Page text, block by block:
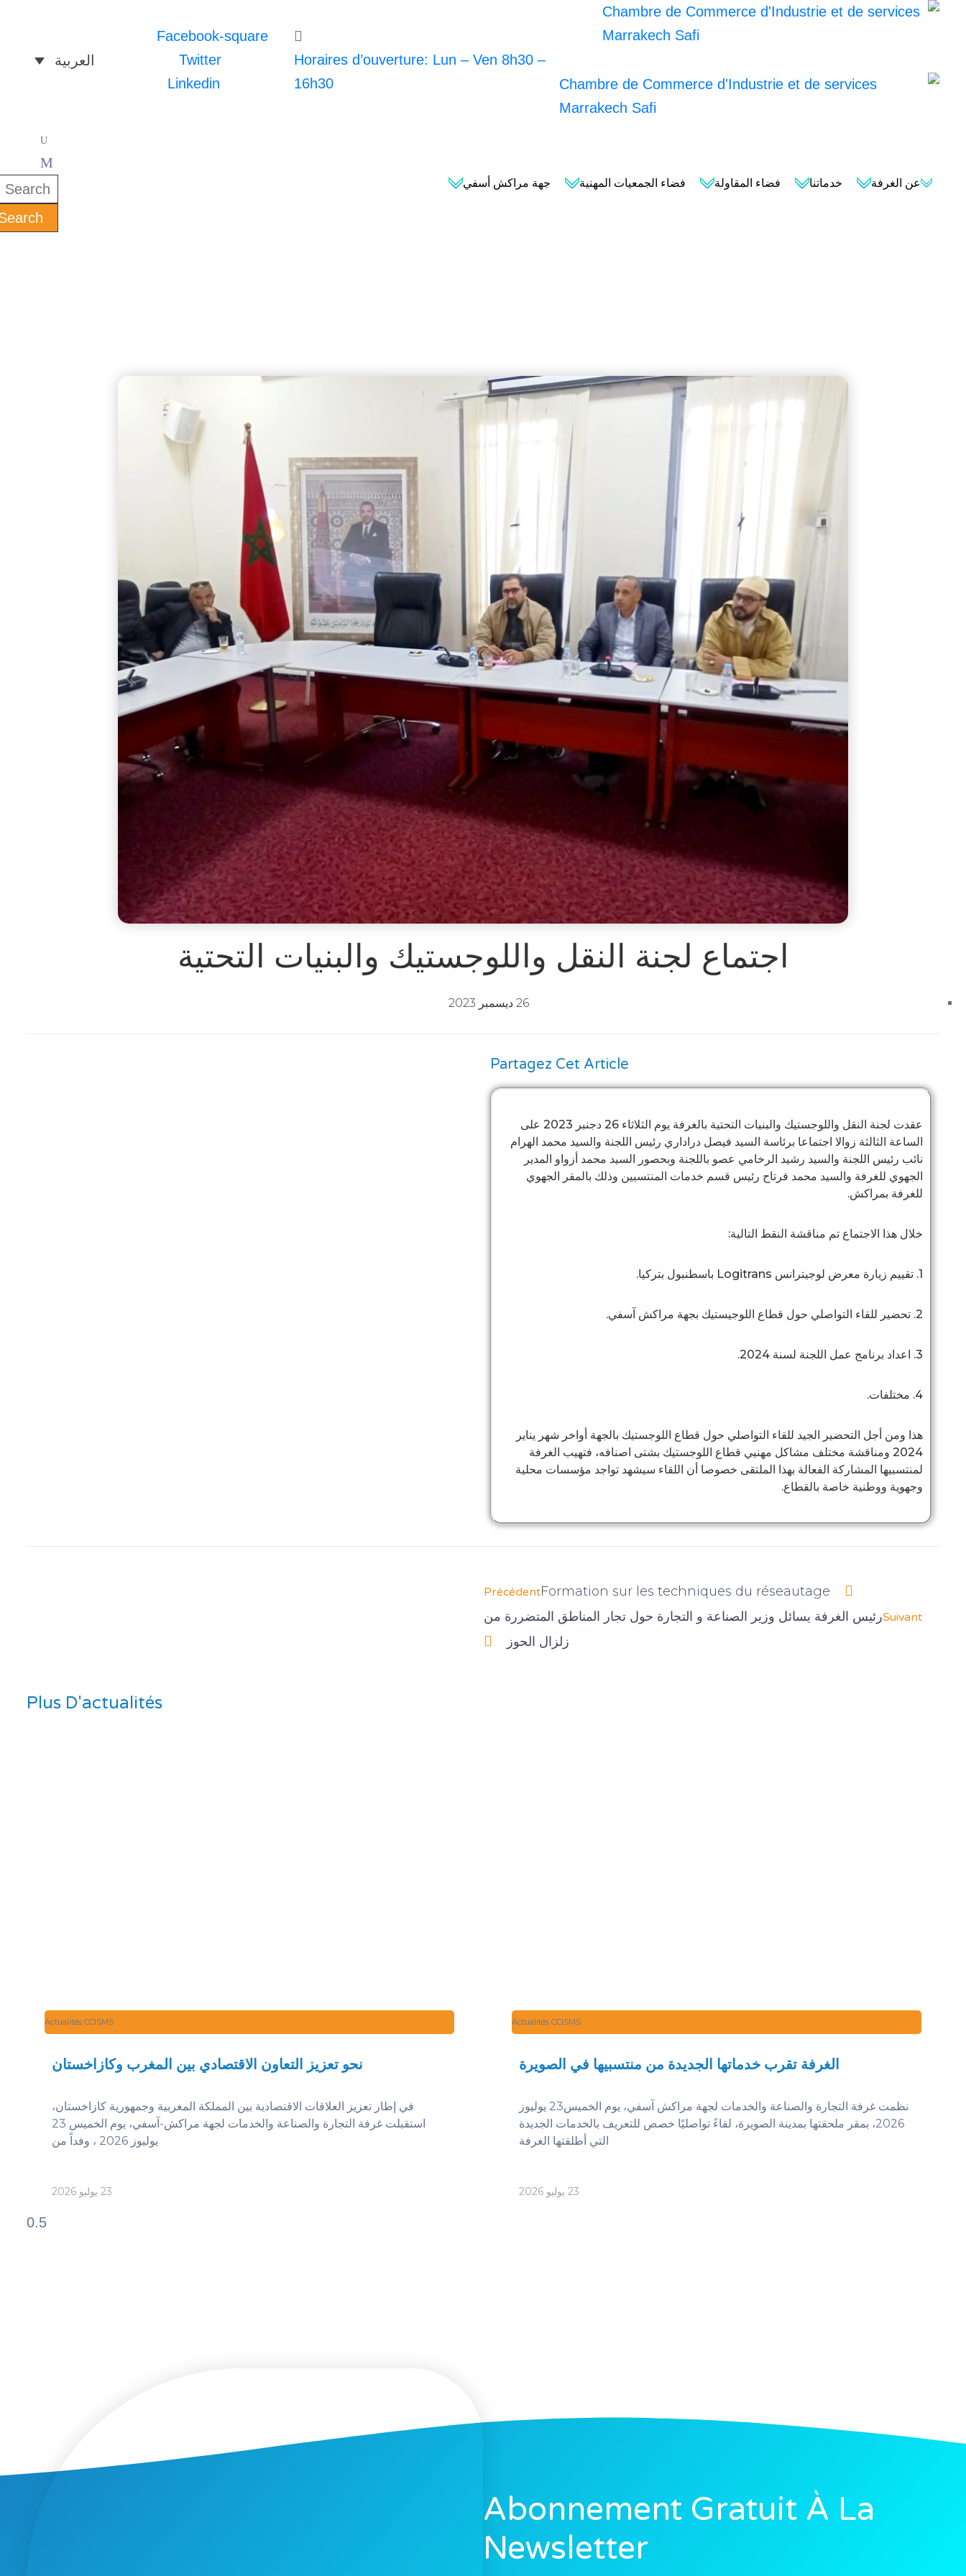
Horaires d’ouverture: Lun – Ven 8h30 –
16h30
Facebook-square
Twitter
Linkedin
العربية
عن الغرفة خدماتنا فضاء المقاولة فضاء الجمعيات المهنية جهة مراكش أسفي
اجتماع لجنة النقل واللوجستيك والبنيات التحتية
26 ديسمبر 2023
Partagez Cet Article
عقدت لجنة النقل واللوجستيك والبنيات التحتية بالغرفة يوم الثلاثاء 26 دجنبر 2023 على
الساعة الثالثة زوالا اجتماعا برئاسة السيد فيصل دراداري رئيس اللجنة والسيد محمد الهرام
نائب رئيس اللجنة والسيد رشيد الرخامي عصو باللجنة وبحصور السيد محمد أزواو المدير
الجهوي للغرفة والسيد محمد فرتاح رئيس قسم خدمات المنتسبين وذلك بالمقر الجهوي
للغرفة بمراكش.
خلال هذا الاجتماع تم مناقشة النقط التالية:
1. تقييم زيارة معرض لوجيترانس Logitrans باسطنبول بتركيا.
2. تحضير للقاء التواصلي حول قطاع اللوجيستيك بجهة مراكش آسفي.
3. اعداد برنامج عمل اللجنة لسنة 2024.
4. مختلفات.
هذا ومن أجل التحضير الجيد للقاء التواصلي حول قطاع اللوجستيك بالجهة أواخر شهر يناير
2024 ومناقشة مختلف مشاكل مهنيي قطاع اللوجستيك بشتى اصنافه، فتهيب الغرفة
لمنتسبيها المشاركة الفعالة بهذا الملتقى خصوصا أن اللقاء سيشهد تواجد مؤسسات محلية
وجهوية ووطنية خاصة بالقطاع.
PrécédentFormation sur les techniques du réseautage
Suivantرئيس الغرفة يسائل وزير الصناعة و التجارة حول تجار المناطق المتضررة من
زلزال الحوز
Plus D'actualités
Actualités CCISMS
الغرفة تقرب خدماتها الجديدة من منتسبيها في الصويرة
نظمت غرفة التجارة والصناعة والخدمات لجهة مراكش آسفي، يوم الخميس23 يوليوز
2026، بمقر ملحقتها بمدينة الصويرة، لقاءً تواصليًا خصص للتعريف بالخدمات الجديدة
التي أطلقتها الغرفة
23 يوليو 2026
Actualités CCISMS
نحو تعزيز التعاون الاقتصادي بين المغرب وكازاخستان
في إطار تعزيز العلاقات الاقتصادية بين المملكة المغربية وجمهورية كازاخستان،
استقبلت غرفة التجارة والصناعة والخدمات لجهة مراكش-آسفي، يوم الخميس 23
يوليوز 2026 ، وفداً من
23 يوليو 2026
Abonnement Gratuit À La
Newsletter